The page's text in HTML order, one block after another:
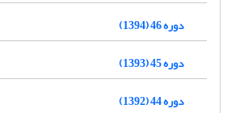
دوره 46 (1394)
دوره 45 (1393)
دوره 44 (1392)